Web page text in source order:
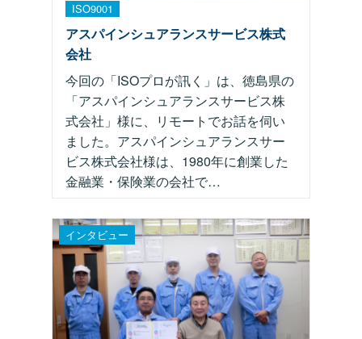
ISO9001
アスパインシュアランスサービス株式
会社
今回の「ISOプロが訊く」は、徳島県の
「アスパインシュアランスサービス株
式会社」様に、リモートでお話を伺い
ました。アスパインシュアランスサー
ビス株式会社様は、1980年に創業した
金融業・保険業の会社で…
インタビュー